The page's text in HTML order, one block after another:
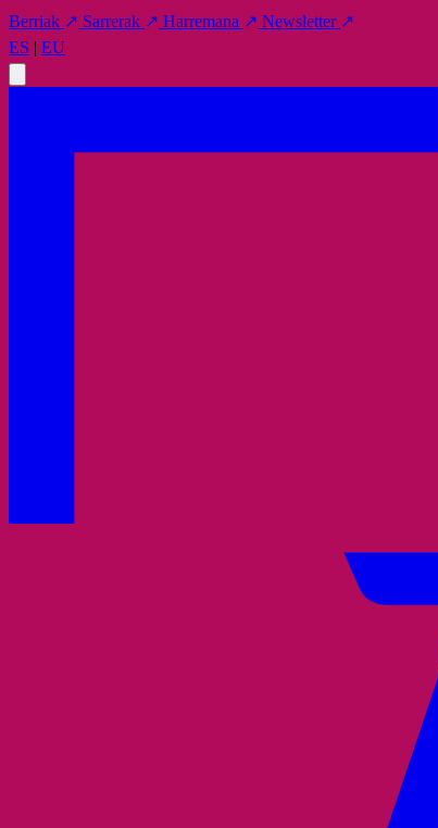
Berriak ↗ Sarrerak ↗ Harremana ↗ Newsletter ↗
ES | EU